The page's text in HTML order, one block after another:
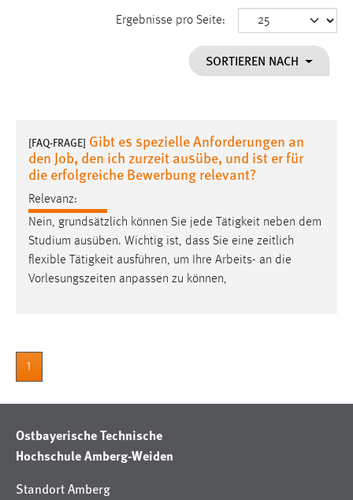
Ergebnisse pro Seite:
SORTIEREN NACH
[FAQ-FRAGE] Gibt es spezielle Anforderungen an
den Job, den ich zurzeit ausübe, und ist er für
die erfolgreiche Bewerbung relevant?
Relevanz:
Nein, grundsätzlich können Sie jede Tätigkeit neben dem
Studium ausüben. Wichtig ist, dass Sie eine zeitlich
flexible Tätigkeit ausführen, um Ihre Arbeits- an die
Vorlesungszeiten anpassen zu können,
1
Ostbayerische Technische
Hochschule Amberg-Weiden
Standort Amberg
cookie_consent
Dieser Cookie speichert die ausgewählten Einverständnis-
Performance
Name:
staticfilecache
Zweck:
Für performante Seitenauslieferung wird in diesem Cookie
gespeichert, ob man eingeloggt ist.
Zweck:
Cookie Laufzeit: